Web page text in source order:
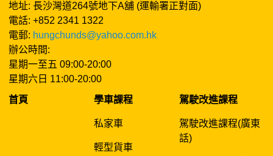
地址: 長沙灣道264號地下A舖 (運輸署正對面)
電話: +852 2341 1322
電郵: hungchunds@yahoo.com.hk
辦公時間:
星期一至五 09:00-20:00
星期六日 11:00-20:00
首頁
學車課程
私家車
輕型貨車
駕駛改進課程
駕駛改進課程(廣東
話)